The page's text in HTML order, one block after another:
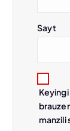
Sayt
manzili